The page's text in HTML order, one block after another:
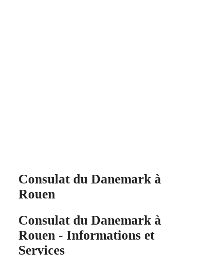
Consulat du Danemark à
Rouen
Consulat du Danemark à
Rouen - Informations et
Services